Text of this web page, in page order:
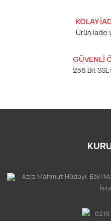
KOLAY
Ürün iade
GÜVENLİ
256 Bit
Aziz Mahmut Hüdayi, Eski